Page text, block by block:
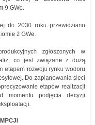
9 GWe.
do 2030 roku przewidziano
2 GWe.
zgłoszonych w
co jest związane z dużą
etapem rozwoju rynku wodoru
Do zaplanowania sieci
etapów realizacji
momentu podjęcia decyzji